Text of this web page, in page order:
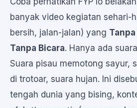
banyak video kegiatan sehari-
bersih, jalan-jalan) yang
Tanpa Bicara. Hanya ada
Suara pisau memotong sayur,
di trotoar, suara hujan. Ini
tengah dunia yang bising,